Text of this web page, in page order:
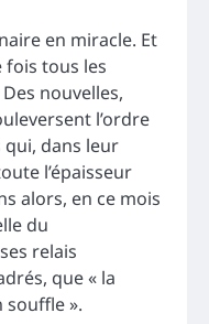
en miracle. Et
fois tous les
nouvelles,
l’ordre
qui, dans leur
l’épaisseur
alors, en ce mois
du
relais
que « la
souffle ».